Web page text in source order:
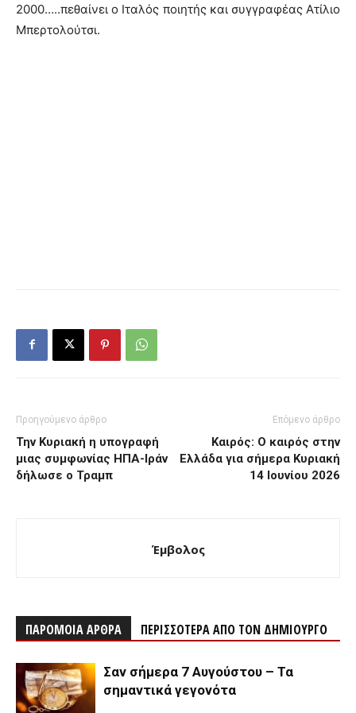
2000…..πεθαίνει ο Ιταλός ποιητής και συγγραφέας Ατίλιο
Μπερτολούτσι.
Προηγούμενο άρθρο
Την Κυριακή η υπογραφή
μιας συμφωνίας ΗΠΑ-Ιράν
δήλωσε ο Τραμπ
Επόμενο άρθρο
Καιρός: Ο καιρός στην
Ελλάδα για σήμερα Κυριακή
14 Ιουνίου 2026
Έμβολος
ΠΑΡΟΜΟΙΑ ΑΡΘΡΑ ΠΕΡΙΣΣΟΤΕΡΑ ΑΠΟ ΤΟΝ ΔΗΜΙΟΥΡΓΟ
Σαν σήμερα 7 Αυγούστου – Τα
σημαντικά γεγονότα